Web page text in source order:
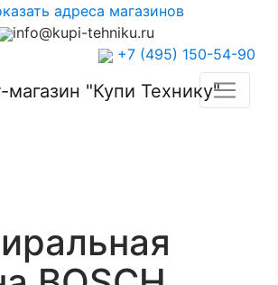
адреса магазинов
info@kupi-tehniku.ru
+7 (495) 150-54-90